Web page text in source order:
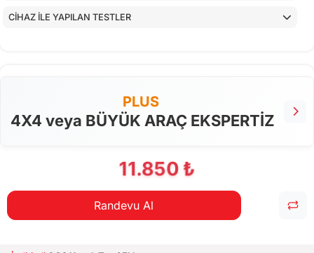
CİHAZ İLE YAPILAN TESTLER
PLUS
4X4 veya BÜYÜK ARAÇ EKSPERTİZ
11.850 ₺
Randevu Al